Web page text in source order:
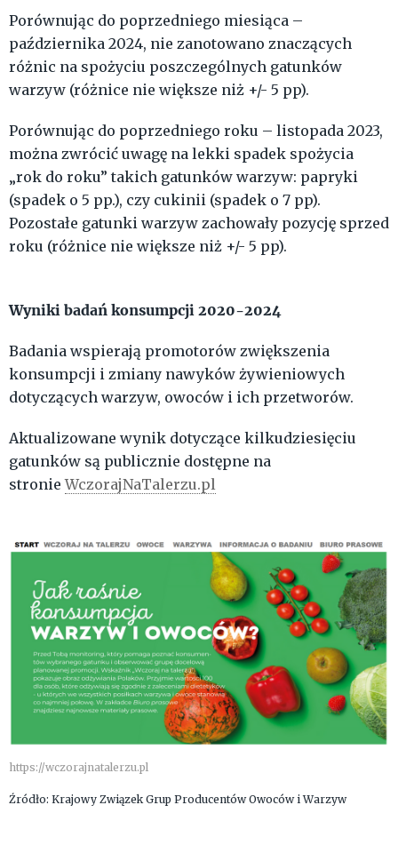
Porównując do poprzedniego miesiąca –
października 2024, nie zanotowano znaczących
różnic na spożyciu poszczególnych gatunków
warzyw (różnice nie większe niż +/- 5 pp).
Porównując do poprzedniego roku – listopada 2023,
można zwrócić uwagę na lekki spadek spożycia
„rok do roku” takich gatunków warzyw: papryki
(spadek o 5 pp.), czy cukinii (spadek o 7 pp).
Pozostałe gatunki warzyw zachowały pozycję sprzed
roku (różnice nie większe niż +/- 5 pp).
Wyniki badań konsumpcji 2020-2024
Badania wspierają promotorów zwiększenia
konsumpcji i zmiany nawyków żywieniowych
dotyczących warzyw, owoców i ich przetworów.
Aktualizowane wynik dotyczące kilkudziesięciu
gatunków są publicznie dostępne na
stronieWczorajNaTalerzu.pl
https://wczorajnatalerzu.pl
Źródło: Krajowy Związek Grup Producentów Owoców i Warzyw